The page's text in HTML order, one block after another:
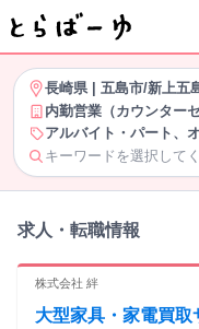
長崎県| 五島市/新上五
内勤営業（カウンター
アルバイト・パート、
キーワードを選択して
求人・転職情報
株式会社 絆
大型家具・家電買